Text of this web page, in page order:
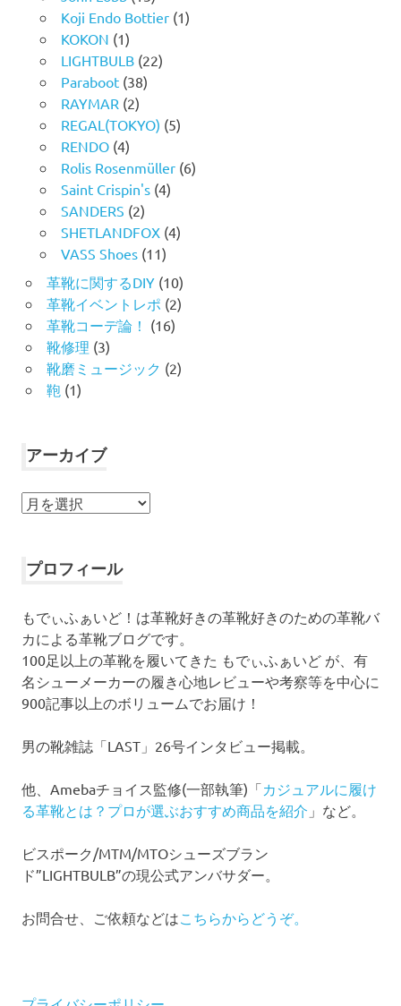
Koji Endo Bottier(1)
KOKON (1)
LIGHTBULB(22)
Paraboot(38)
RAYMAR (2)
REGAL(TOKYO) (5)
RENDO(4)
Rolis Rosenmüller(6)
Saint Crispin's(4)
SANDERS (2)
SHETLANDFOX(4)
VASS Shoes(11)
革靴に関するDIY(10)
革靴イベントレポ (2)
革靴コーデ論！ (16)
靴修理 (3)
靴磨ミュージック (2)
鞄 (1)
アーカイブ
ア
イ
プロフィール
もでぃふぁいど！は革靴好きの革靴好きのための革靴バ
カによる革靴ブログです。
100足以上の革靴を履いてきた もでぃふぁいど が、有
名シューメーカーの履き心地レビューや考察等を中心に
900記事以上のボリュームでお届け！
男の靴雑誌「LAST」26号インタビュー掲載。
他、Amebaチョイス監修(一部執筆)「カジュアルに履け
る革靴とは？プロが選ぶおすすめ商品を紹介 」など。
ビスポーク/MTM/MTOシューズブラン
ド”LIGHTBULB”の現公式アンバサダー。
お問合せ、ご依頼などは こちらからどうぞ。